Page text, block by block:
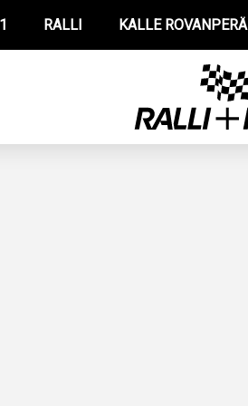
RALLI KALLE ROVANPERÄ